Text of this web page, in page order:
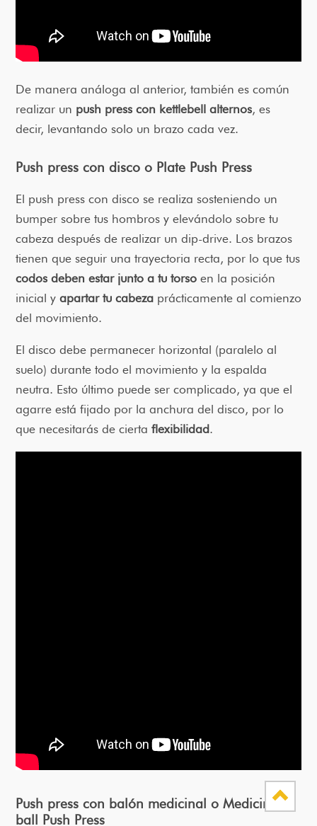
De manera análoga al anterior, también es común
realizar un push press con kettlebell alternos, es
decir, levantando solo un brazo cada vez.
Push press con disco o Plate Push Press
El push press con disco se realiza sosteniendo un
bumper sobre tus hombros y elevándolo sobre tu
cabeza después de realizar un dip-drive. Los brazos
tienen que seguir una trayectoria recta, por lo que tus
codos deben estar junto a tu torsoen la posición
inicial y apartar tu cabezaprácticamente al comienzo
del movimiento.
El disco debe permanecer horizontal (paralelo al
suelo) durante todo el movimiento y la espalda
neutra. Esto último puede ser complicado, ya que el
agarre está fijado por la anchura del disco, por lo
que necesitarás de cierta flexibilidad.
Push press con balón medicinal o Medicine-
ball Push Press